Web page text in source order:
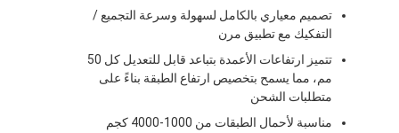
تصميم معياري بالكامل لسهولة وسرعة التجميع /
التفكيك مع تطبيق مرن
تتميز ارتفاعات الأعمدة بتباعد قابل للتعديل كل 50
مم، مما يسمح بتخصيص ارتفاع الطبقة بناءً على
متطلبات الشحن
مناسبة لأحمال الطبقات من 1000-4000 كجم